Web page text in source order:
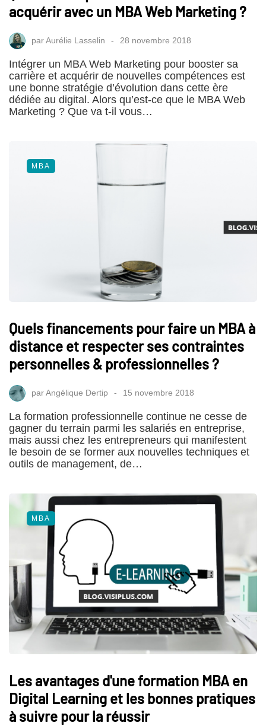
acquérir avec un MBA Web Marketing ?
parAurélie Lasselin 28 novembre 2018
Intégrer un MBA Web Marketing pour booster sa
carrière et acquérir de nouvelles compétences est
une bonne stratégie d’évolution dans cette ère
dédiée au digital. Alors qu’est-ce que le MBA Web
Marketing ? Que va t-il vous…
MBA
Quels financements pour faire un MBA à
distance et respecter ses contraintes
personnelles & professionnelles ?
parAngélique Dertip 15 novembre 2018
La formation professionnelle continue ne cesse de
gagner du terrain parmi les salariés en entreprise,
mais aussi chez les entrepreneurs qui manifestent
le besoin de se former aux nouvelles techniques et
outils de management, de…
MBA
Les avantages d'une formation MBA en
Digital Learning et les bonnes pratiques
à suivre pour la réussir